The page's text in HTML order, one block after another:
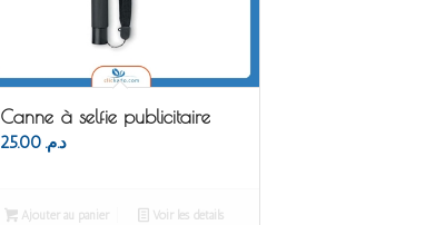
Canne à selfie publicitaire
د.م. 25.00
Ajouter au panier Voir les détails